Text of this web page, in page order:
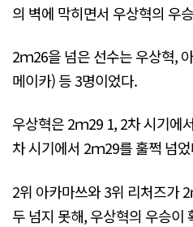
의 벽에 막히면서 우상혁의 우
2ｍ26을 넘은 선수는 우상혁,
메이카) 등 3명이었다.
우상혁은 2ｍ29 1, 2차 시기에
차 시기에서 2ｍ29를 훌쩍 넘
2위 아카마쓰와 3위 리처즈가
두 넘지 못해, 우상혁의 우승이